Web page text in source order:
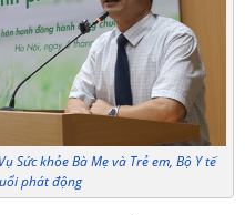
Sức khỏe Bà Mẹ và Trẻ em, Bộ Y tế
phát động